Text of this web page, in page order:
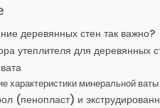
деревянных стен так важно?
утеплителя для деревянных
характеристики минеральной ваты
(пенопласт) и